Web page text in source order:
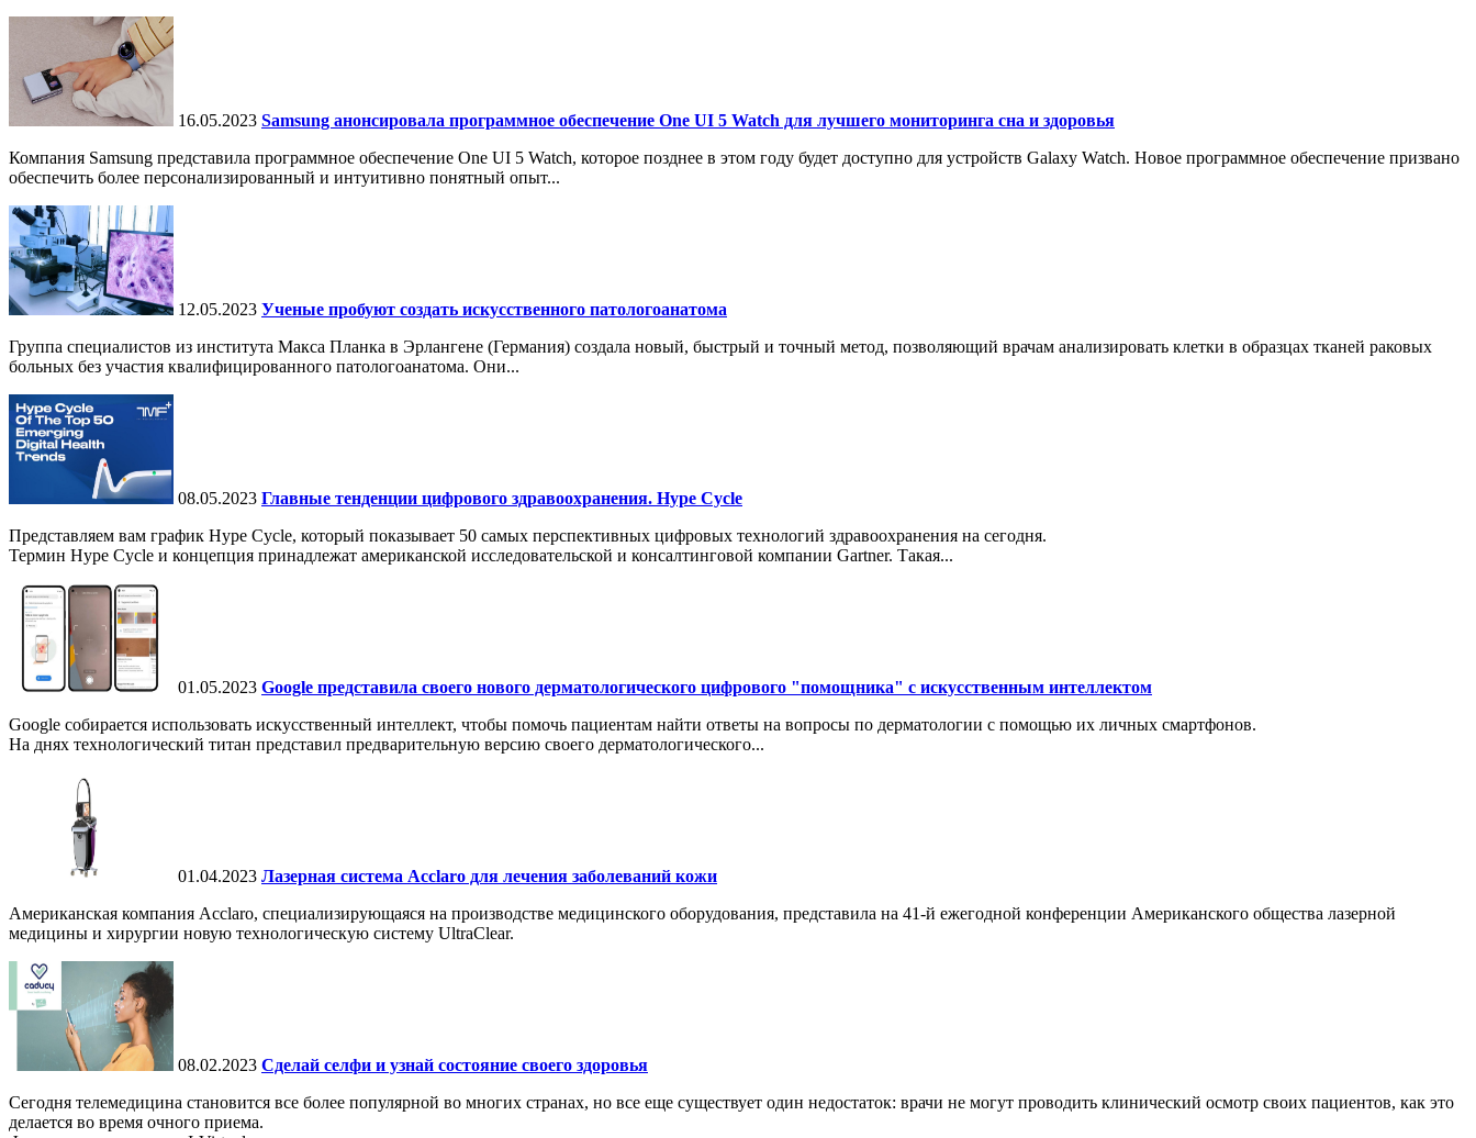
16.05.2023 Samsung анонсировала программное обеспечение One UI 5 Watch для лучшего мониторинга сна и здоровья
Компания Samsung представила программное обеспечение One UI 5 Watch, которое позднее в этом году будет доступно для устройств Galaxy Watch. Новое программное обеспечение призвано
обеспечить более персонализированный и интуитивно понятный опыт...
12.05.2023 Ученые пробуют создать искусственного патологоанатома
Группа специалистов из института Макса Планка в Эрлангене (Германия) создала новый, быстрый и точный метод, позволяющий врачам анализировать клетки в образцах тканей раковых
больных без участия квалифицированного патологоанатома. Они...
08.05.2023 Главные тенденции цифрового здравоохранения. Hype Cycle
Представляем вам график Hype Cycle, который показывает 50 самых перспективных цифровых технологий здравоохранения на сегодня.
Термин Hype Cycle и концепция принадлежат американской исследовательской и консалтинговой компании Gartner. Такая...
01.05.2023 Google представила своего нового дерматологического цифрового "помощника" с искусственным интеллектом
Google собирается использовать искусственный интеллект, чтобы помочь пациентам найти ответы на вопросы по дерматологии с помощью их личных смартфонов.
На днях технологический титан представил предварительную версию своего дерматологического...
01.04.2023 Лазерная система Acclaro для лечения заболеваний кожи
Американская компания Acclaro, специализирующаяся на производстве медицинского оборудования, представила на 41-й ежегодной конференции Американского общества лазерной
медицины и хирургии новую технологическую систему UltraClear.
08.02.2023 Сделай селфи и узнай состояние своего здоровья
Сегодня телемедицина становится все более популярной во многих странах, но все еще существует один недостаток: врачи не могут проводить клинический осмотр своих пациентов, как это
делается во время очного приема.